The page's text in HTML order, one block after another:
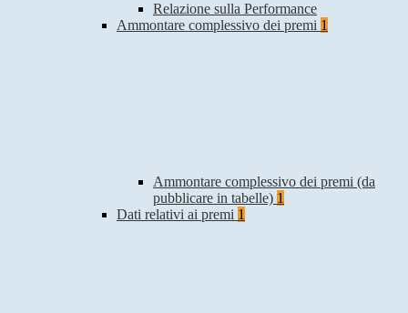
Relazione sulla Performance
Ammontare complessivo dei premi 1
Ammontare complessivo dei premi (da
pubblicare in tabelle) 1
Dati relativi ai premi 1